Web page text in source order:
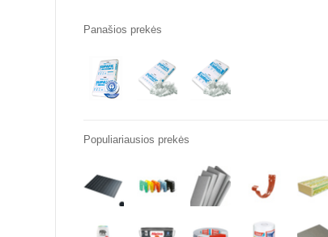
Panašios prekės
Populiariausios prekės